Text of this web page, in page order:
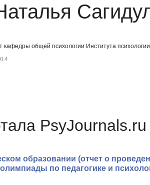
кафедры общей психологии Института психологии
PsyJournals.ru
образовании (отчет о
по педагогике и